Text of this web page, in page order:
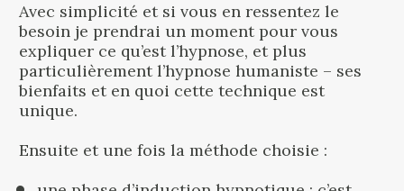
Avec simplicité et si vous en ressentez le
besoin je prendrai un moment pour vous
expliquer ce qu’est l’hypnose, et plus
particulièrement l’hypnose humaniste – ses
bienfaits et en quoi cette technique est
unique.
Ensuite et une fois la méthode choisie :